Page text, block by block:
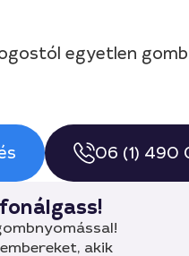
egyetlen
06 (1) 490
akik